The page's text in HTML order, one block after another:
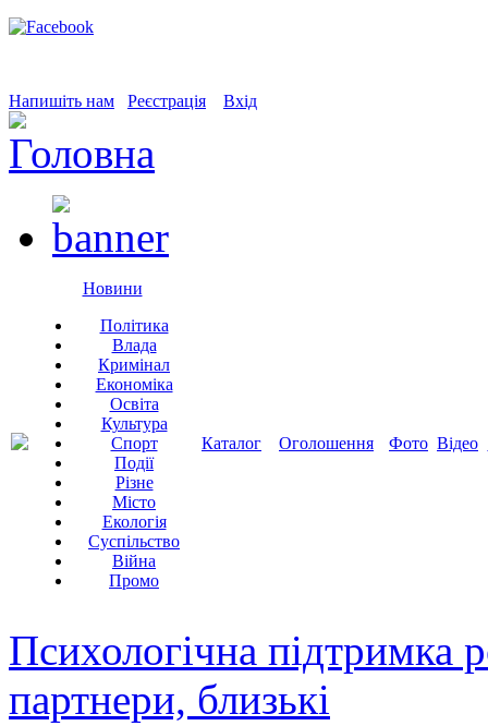
Напишіть нам Реєстрація Вхід
Новини
Політика
Влада
Кримінал
Економіка
Освіта
Культура
Спорт
Події
Різне
Місто
Екологія
Суспільство
Війна
Промо
Каталог Оголошення Фото Відео
Психологічна підтримка
партнери, близькі